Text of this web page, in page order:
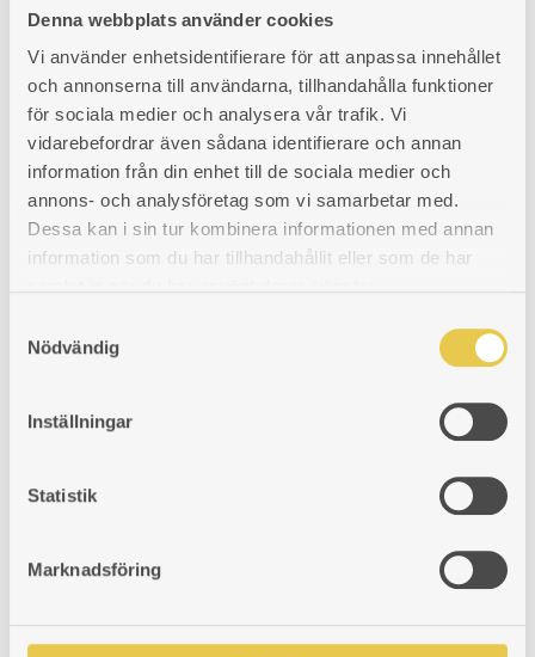
Denna webbplats använder cookies
Vi använder enhetsidentifierare för att anpassa innehållet
och annonserna till användarna, tillhandahålla funktioner
för sociala medier och analysera vår trafik. Vi
vidarebefordrar även sådana identifierare och annan
information från din enhet till de sociala medier och
annons- och analysföretag som vi samarbetar med.
Dessa kan i sin tur kombinera informationen med annan
information som du har tillhandahållit eller som de har
Nödvändig
Inställningar
Statistik
Marknadsföring
PRODUKTINFORMATION
Relaterade produkter
H312×B312 mm. I höjdled
justerbara gångjärn. Passar
Art. nr: 5195014
Spjälledare | Mässing
Plana innerluckor av järn |
H305×B285 mm. Plana luckor.
Med stos. Ø100mm.